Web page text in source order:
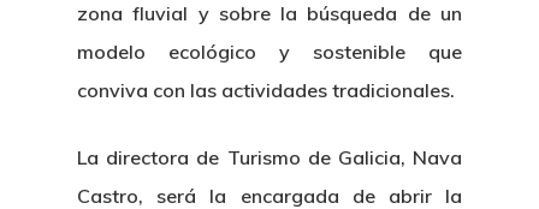
zona fluvial y sobre la búsqueda de un
modelo ecológico y sostenible que
conviva con las actividades tradicionales.
La directora de Turismo de Galicia, Nava
Castro, será la encargada de abrir la